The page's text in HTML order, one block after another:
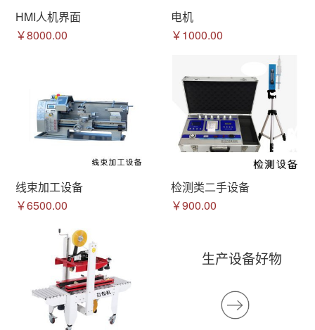
HMI人机界面
￥8000.00
电机
￥1000.00
线束加工设备
￥6500.00
检测类二手设备
￥900.00
生产设备好物